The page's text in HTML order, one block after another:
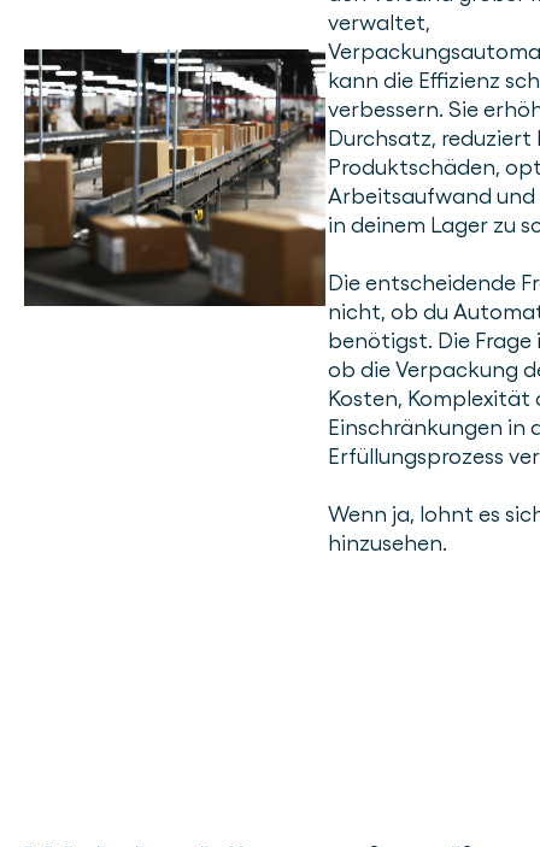
verwaltet,
kann die Effizienz
verbessern. Sie
Durchsatz, reduziert
Produktschäden,
Arbeitsaufwand
in deinem Lager zu
Die entscheidende
nicht, ob du
benötigst. Die Frage
ob die Verpackung
Kosten, Komplexität
Einschränkungen in
Erfüllungsprozess
Wenn ja, lohnt es
hinzusehen.